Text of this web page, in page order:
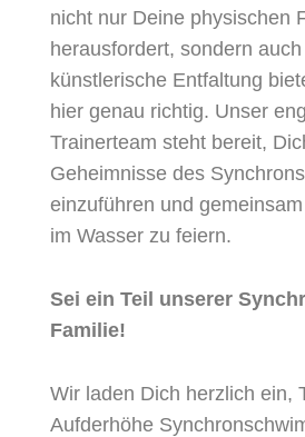
nicht nur Deine physischen
herausfordert, sondern
künstlerische Entfaltung
hier genau richtig. Unser
Trainerteam steht bereit,
Geheimnisse des
einzuführen und
im Wasser zu feiern.
Sei ein Teil unserer
Familie!
Wir laden Dich herzlich ein,
Aufderhöhe